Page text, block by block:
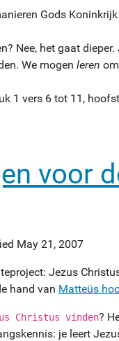
Gods
Nee, het gaat dieper.
We mogen leren
1 vers 6 tot 11,
voor
May 21, 2007
Jezus
hand van Matteüs
Christus vinden?
je leert